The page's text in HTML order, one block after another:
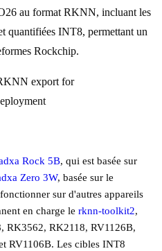
au format RKNN, incluant les
quantifiées INT8, permettant un
Rockchip.
Rock 5B, qui est basée sur
Zero 3W, basée sur le
sur d'autres appareils
en charge le rknn-toolkit2,
RK3562, RK2118, RV1126B,
RV1106B. Les cibles INT8